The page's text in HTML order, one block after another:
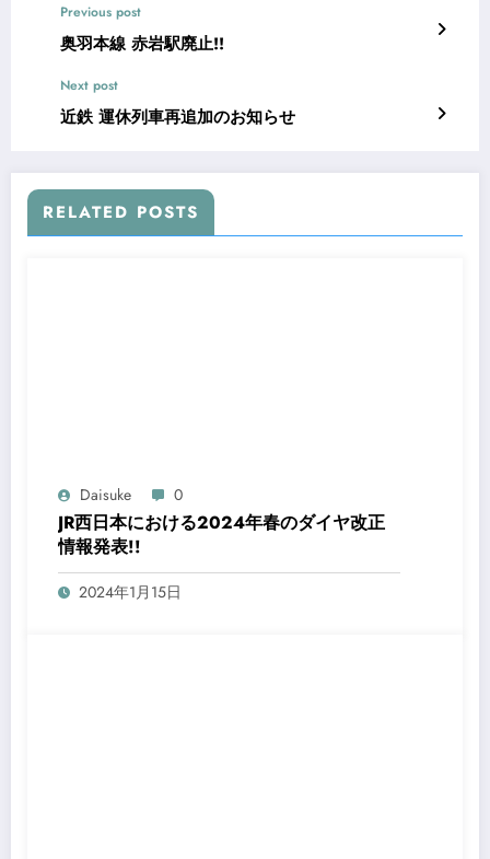
Previous post
奥羽本線 赤岩駅廃止!!
Next post
近鉄 運休列車再追加のお知らせ
RELATED POSTS
Daisuke 0
JR西日本における2024年春のダイヤ改正
情報発表!!
2024年1月15日